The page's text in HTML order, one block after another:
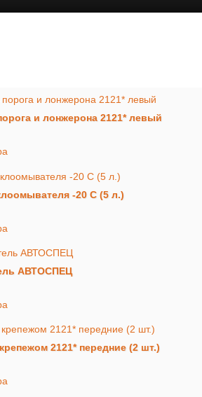
и лонжерона 2121* левый
-20 С (5 л.)
АВТОСПЕЦ
2121* передние (2 шт.)